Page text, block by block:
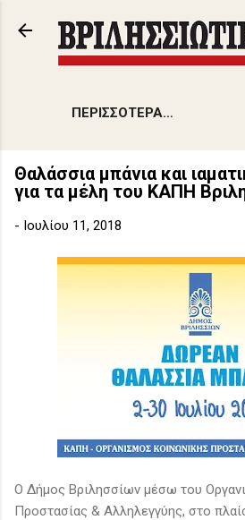
Μετάβαση στο κύριο
ΠΕΡΙΣΣΌΤΕΡΑ…
Θαλάσσια μπάνια και
για τα μέλη του ΚΑΠΗ
- Ιουλίου 11, 2018
Ο Δήμος Βριλησσίων μέσω του
Προστασίας & Αλληλεγγύης, στο